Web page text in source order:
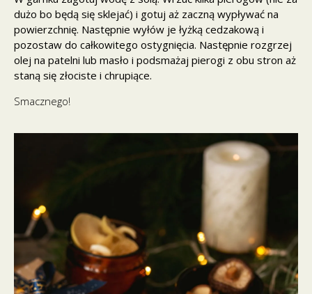
dużo bo będą się sklejać) i gotuj aż zaczną wypływać na
powierzchnię. Następnie wyłów je łyżką cedzakową i
pozostaw do całkowitego ostygnięcia. Następnie rozgrzej
olej na patelni lub masło i podsmażaj pierogi z obu stron aż
staną się złociste i chrupiące.
Smacznego!